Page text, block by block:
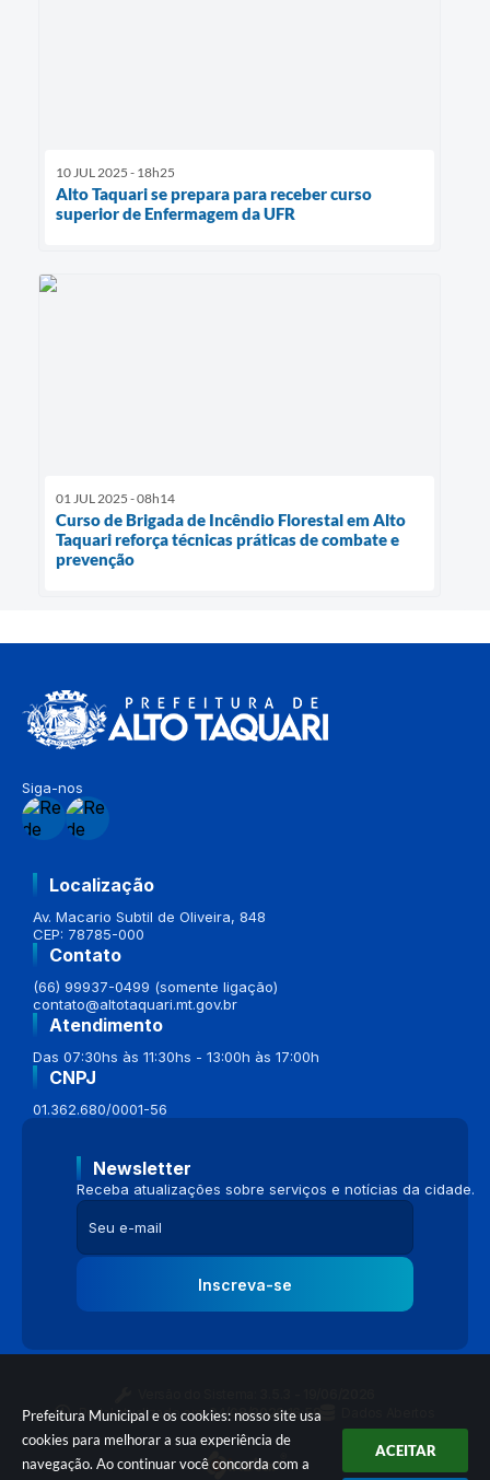
Prefeitura Municipal e os cookies: nosso site usa
cookies para melhorar a sua experiência de
navegação. Ao continuar você concorda com a
ACEITAR
10 JUL 2025 - 18h25
Alto Taquari se prepara para receber curso
superior de Enfermagem da UFR
01 JUL 2025 - 08h14
Curso de Brigada de Incêndio Florestal em Alto
Taquari reforça técnicas práticas de combate e
prevenção
Siga-nos
Localização
Av. Macario Subtil de Oliveira, 848
CEP: 78785-000
Contato
(66) 99937-0499 (somente ligação)
contato@altotaquari.mt.gov.br
Atendimento
Das 07:30hs às 11:30hs - 13:00h às 17:00h
CNPJ
01.362.680/0001-56
Newsletter
Receba atualizações sobre serviços e notícias da cidade.
Inscreva-se
Portal atualizado em:04/08/2026 16:58